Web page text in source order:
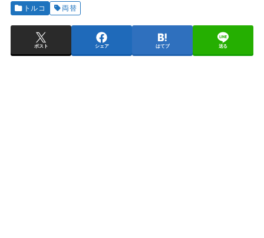
トルコ 両替
ポスト シェア はてブ 送る